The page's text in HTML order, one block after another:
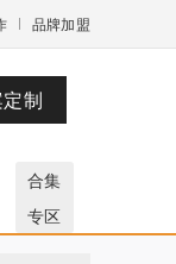
品牌加盟
制
合集
专区